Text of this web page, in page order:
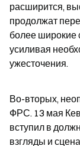
расширится,
продолжат
более широкие
усиливая
ужесточения.
Во-вторых,
ФРС. 13 мая
вступил в
взгляды и